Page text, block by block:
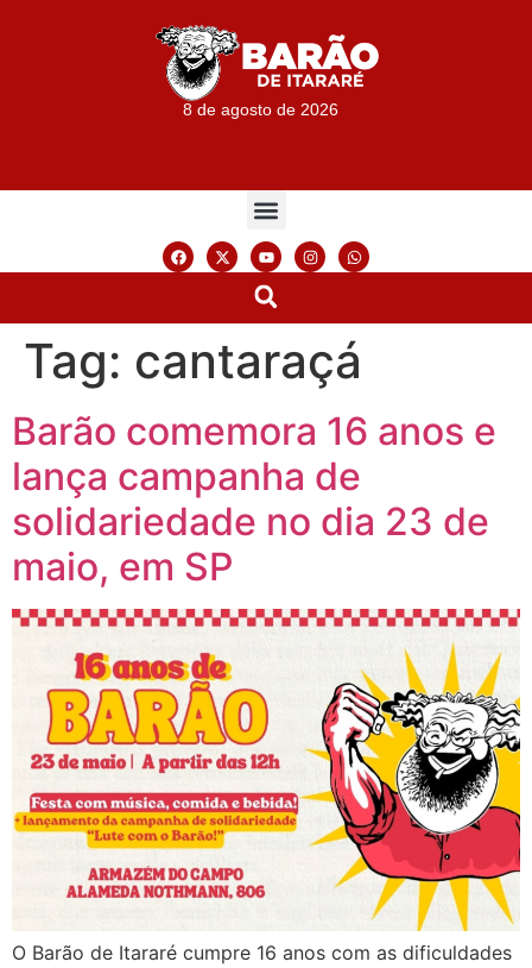
8 de agosto de 2026
Tag: cantaraçá
Barão comemora 16 anos e
lança campanha de
solidariedade no dia 23 de
maio, em SP
O Barão de Itararé cumpre 16 anos com as dificuldades